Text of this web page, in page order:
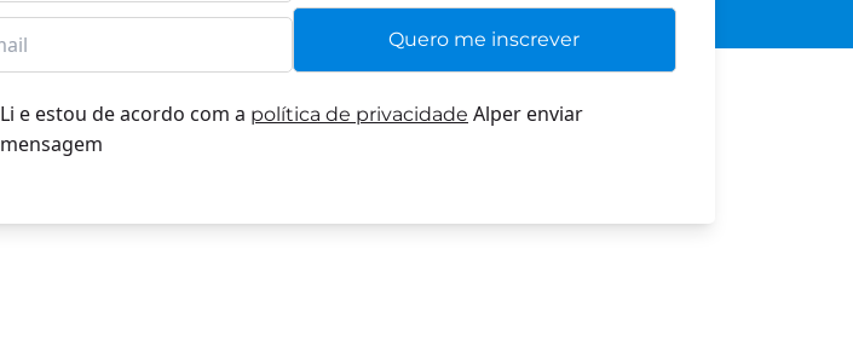
Li e estou de acordo com a política de privacidade Alper enviar
mensagem